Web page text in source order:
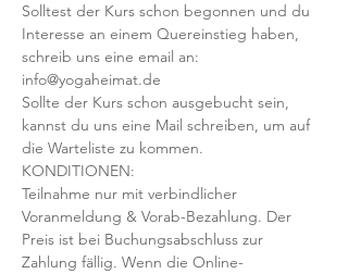
Solltest der Kurs schon begonnen und du
Interesse an einem Quereinstieg haben,
schreib uns eine email an:
info@yogaheimat.de
Sollte der Kurs schon ausgebucht sein,
kannst du uns eine Mail schreiben, um auf
die Warteliste zu kommen.
KONDITIONEN:
Teilnahme nur mit verbindlicher
Voranmeldung & Vorab-Bezahlung. Der
Preis ist bei Buchungsabschluss zur
Zahlung fällig. Wenn die Online-